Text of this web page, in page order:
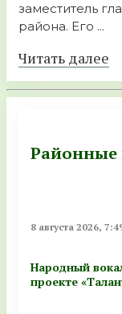
заместитель
района. Его ...
Читать далее
Районные
8 августа 2026,
Народный
проекте